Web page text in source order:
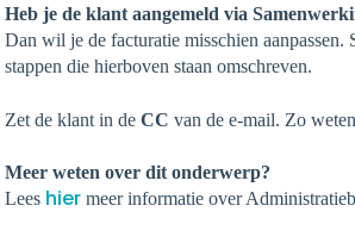
Heb je de klant aangemeld via
Dan wil je de facturatie misschien aanpassen.
stappen die hierboven staan omschreven.
Zet de klant in de CC van de e-mail. Zo
Meer weten over dit onderwerp?
Lees hiermeer informatie over